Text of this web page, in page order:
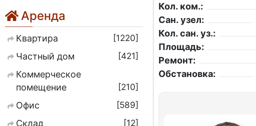
Аренда
Квартира
1220
Частный дом
421
Коммерческое
помещение
210
Офис
589
Склад
12
Кол. ком.:
Сан. узел:
Кол. сан. уз.:
Площадь:
Ремонт:
Обстановка: